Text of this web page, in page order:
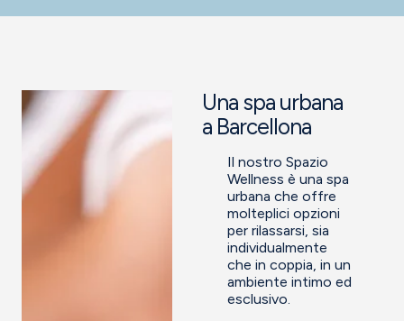
Una spa urbana
a Barcellona
Il nostro Spazio
Wellness è una spa
urbana che offre
molteplici opzioni
per rilassarsi, sia
individualmente
che in coppia, in un
ambiente intimo ed
esclusivo.